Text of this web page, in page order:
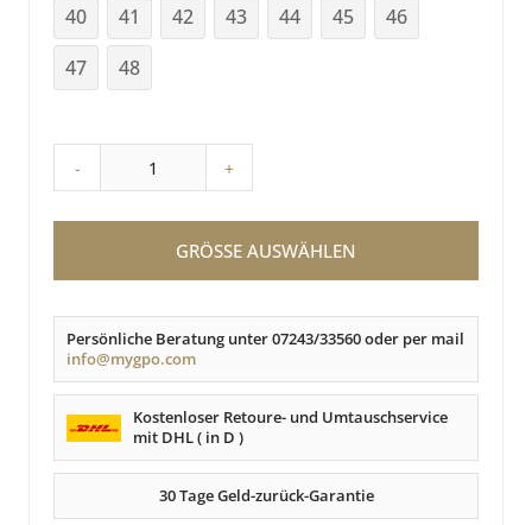
40 41 42 43 44 45
46
47
48
- +
GRÖSSE AUSWÄHLEN
Persönliche Beratung unter 07243/33560 oder per mail
info@mygpo.com
Kostenloser Retoure- und Umtauschservice
mit DHL ( in D )
30 Tage Geld-zurück-Garantie